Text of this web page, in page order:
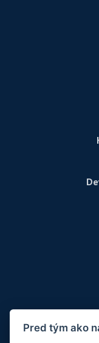
Pred tým ako